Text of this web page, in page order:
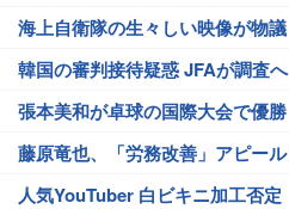
海上自衛隊の生々しい映像が物議
韓国の審判接待疑惑 JFAが調査へ
張本美和が卓球の国際大会で優勝
藤原竜也、「労務改善」アピール
人気YouTuber 白ビキニ加工否定